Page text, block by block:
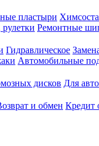
пластыри
Ремонтные
Гидравлическое
Автомобильные
дисков Для
и обмен